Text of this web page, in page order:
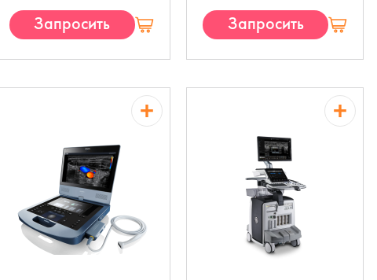
Запросить
Запросить